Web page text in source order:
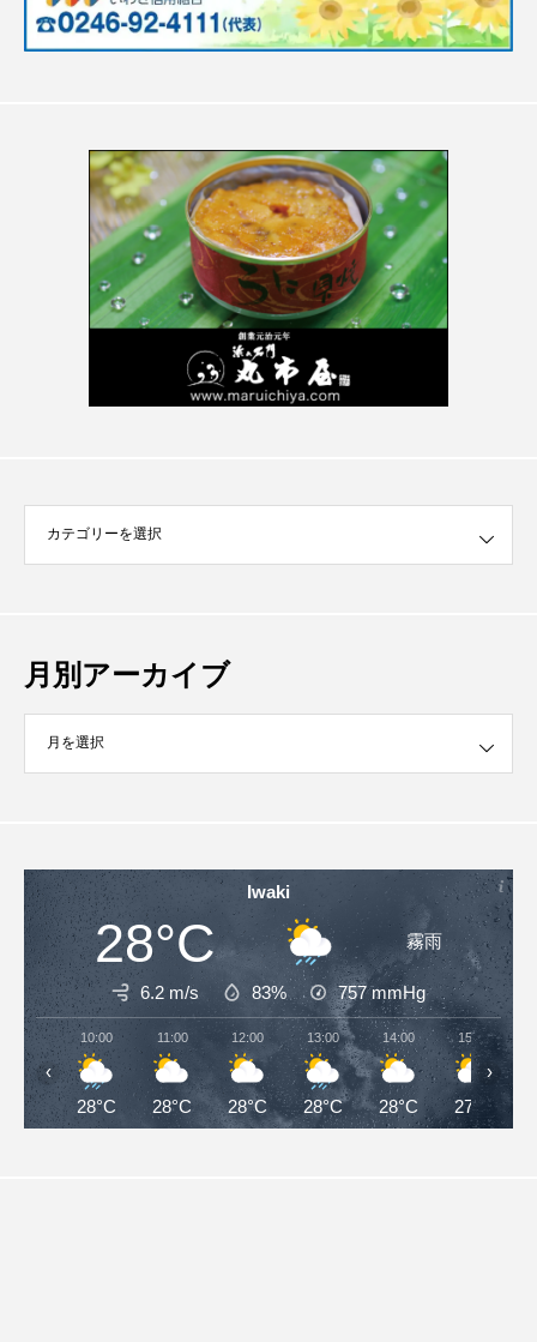
月別アーカイブ
ブ
Iwaki
28°C 霧雨
6.2 m/s 83% 757mmHg
10:00
28°C
11:00
28°C
12:00
28°C
13:00
28°C
14:00
28°C
15:00
27°C
‹ ›